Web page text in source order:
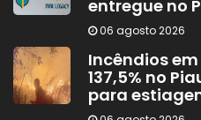
entregue no
06 agosto 2026
Incêndios
137,5% no
para